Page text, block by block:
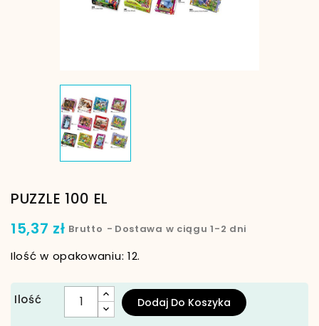
PUZZLE 100 EL
15,37 zł Brutto Dostawa w ciągu 1-2 dni
Ilość w opakowaniu: 12.
Ilość Dodaj Do Koszyka